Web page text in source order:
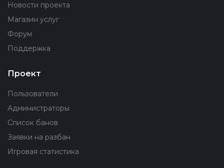
Новости проекта
Магазин услуг
Форум
Поддержка
Проект
Пользователи
Администраторы
Список банов
Заявки на разбан
Игровая статистика